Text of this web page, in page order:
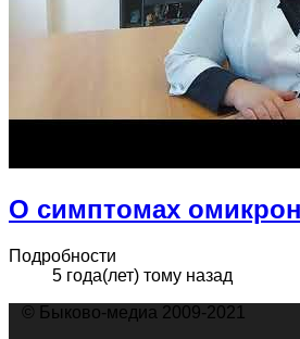
О симптомах
Подробности
5 года(лет) тому назад
© Быково-медиа 2009-2021